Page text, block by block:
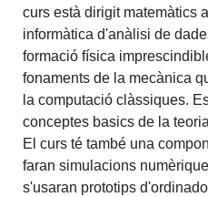
curs està dirigit matemàtics
informàtica d'anàlisi de
formació física
fonaments de la mecànica
la computació clàssiques.
conceptes basics de la
El curs té també una
faran simulacions
s'usaran prototips